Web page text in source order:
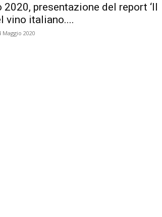
2020, presentazione del report ‘Il
vino italiano....
Maggio 2020